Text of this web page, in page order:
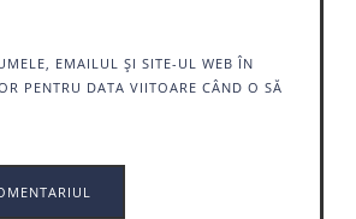
EMAILUL ȘI SITE-UL WEB ÎN
PENTRU DATA VIITOARE CÂND O SĂ